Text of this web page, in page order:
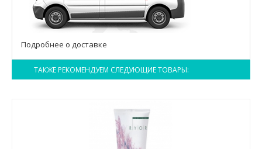
Подробнее о доставке
ТАКЖЕ РЕКОМЕНДУЕМ СЛЕДУЮЩИЕ ТОВАРЫ: